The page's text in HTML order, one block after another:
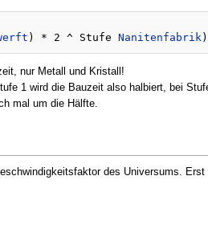
) * 2 ^ Stufe Nanitenfabrik
nur Metall und Kristall!
1 wird die Bauzeit also halbiert, bei
mal um die Hälfte.
des Universums.